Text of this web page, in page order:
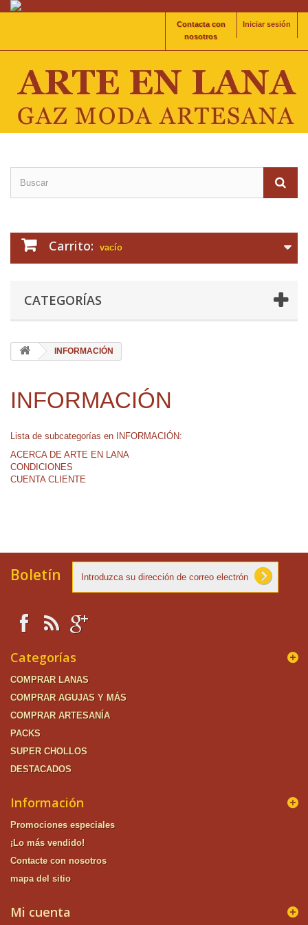
Iniciar sesión
Contacta con
nosotros
Carrito: vacío
CATEGORÍAS
INFORMACIÓN
INFORMACIÓN
Lista de subcategorías en INFORMACIÓN:
ACERCA DE ARTE EN LANA
CONDICIONES
CUENTA CLIENTE
Boletín
Categorías
COMPRAR LANAS
COMPRAR AGUJAS Y MÁS
COMPRAR ARTESANÍA
PACKS
SUPER CHOLLOS
DESTACADOS
Información
Promociones especiales
¡Lo más vendido!
Contacte con nosotros
mapa del sitio
Mi cuenta